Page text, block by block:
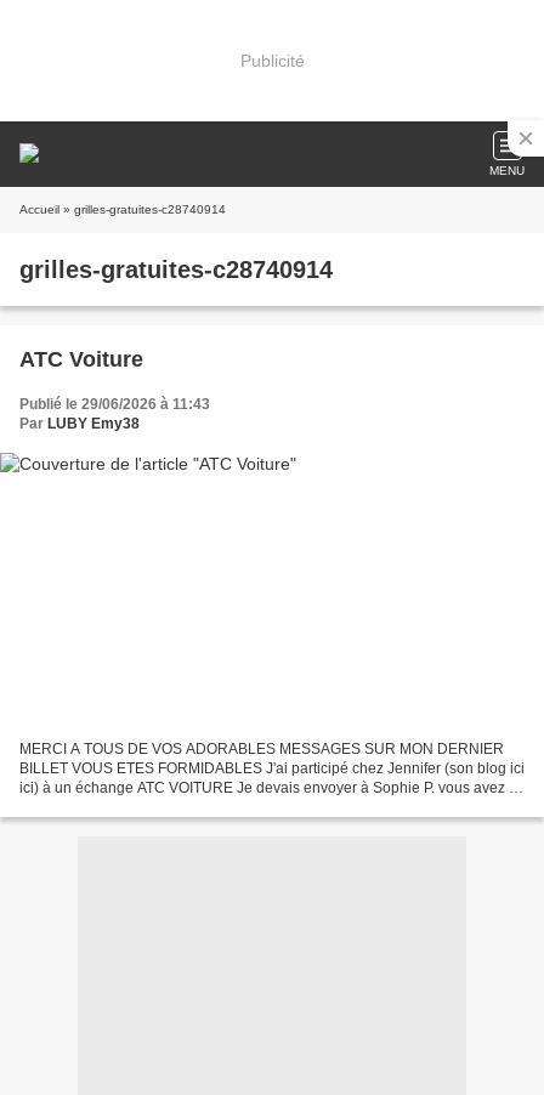
Publicité
MENU
Accueil » grilles-gratuites-c28740914
grilles-gratuites-c28740914
ATC Voiture
Publié le 29/06/2026 à 11:43
Par LUBY Emy38
MERCI A TOUS DE VOS ADORABLES MESSAGES SUR MON DERNIER
BILLET VOUS ETES FORMIDABLES J'ai participé chez Jennifer (son blog ici
ici) à un échange ATC VOITURE Je devais envoyer à Sophie P. vous avez la